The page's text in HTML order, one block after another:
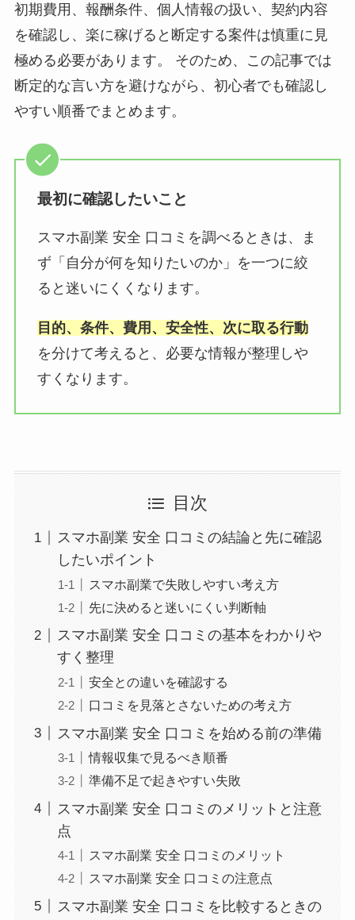
初期費用、報酬条件、個人情報の扱い、契約内容
を確認し、楽に稼げると断定する案件は慎重に見
極める必要があります。 そのため、この記事では
断定的な言い方を避けながら、初心者でも確認し
やすい順番でまとめます。
最初に確認したいこと
スマホ副業 安全 口コミを調べるときは、ま
ず「自分が何を知りたいのか」を一つに絞
ると迷いにくくなります。
目的、条件、費用、安全性、次に取る行動
を分けて考えると、必要な情報が整理しや
すくなります。
目次
スマホ副業 安全 口コミの結論と先に確認
したいポイント
スマホ副業で失敗しやすい考え方
先に決めると迷いにくい判断軸
スマホ副業 安全 口コミの基本をわかりや
すく整理
安全との違いを確認する
口コミを見落とさないための考え方
スマホ副業 安全 口コミを始める前の準備
情報収集で見るべき順番
準備不足で起きやすい失敗
スマホ副業 安全 口コミのメリットと注意
点
スマホ副業 安全 口コミのメリット
スマホ副業 安全 口コミの注意点
スマホ副業 安全 口コミを比較するときの